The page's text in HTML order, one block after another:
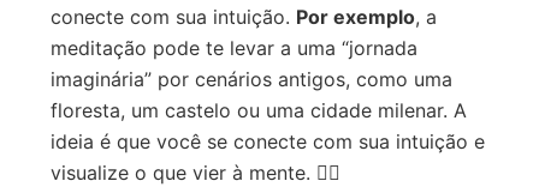
conecte com sua intuição. Por exemplo, a
meditação pode te levar a uma “jornada
imaginária” por cenários antigos, como uma
floresta, um castelo ou uma cidade milenar. A
ideia é que você se conecte com sua intuição e
visualize o que vier à mente. 🧘‍♀️